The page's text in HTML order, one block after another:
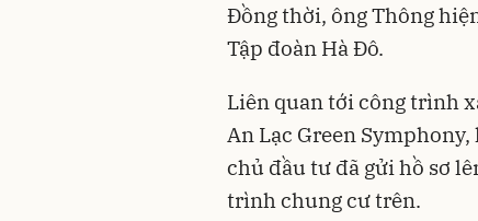
Đồng thời, ông Thông
Tập đoàn Hà Đô.
Liên quan tới công trình
An Lạc Green
chủ đầu tư đã gửi hồ sơ
trình chung cư trên.